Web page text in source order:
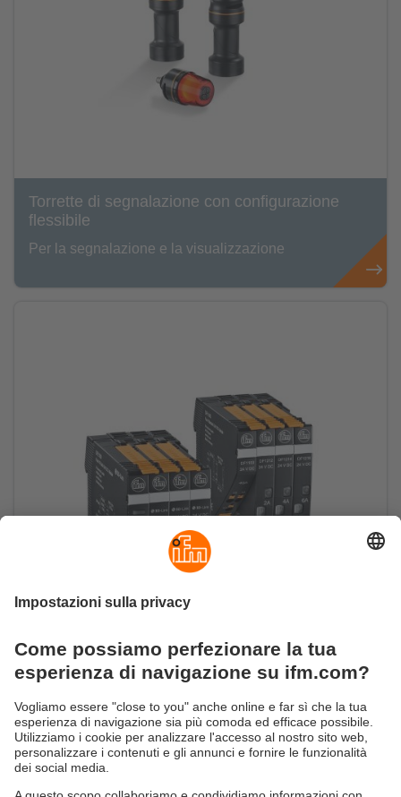
Torrette di segnalazione con configurazione
flessibile
Per la segnalazione e la visualizzazione
Fusibile elettronico di protezione da 24 V
Affidabile protezione della linea con funzione di
monitoraggio del circuito a 24 V.